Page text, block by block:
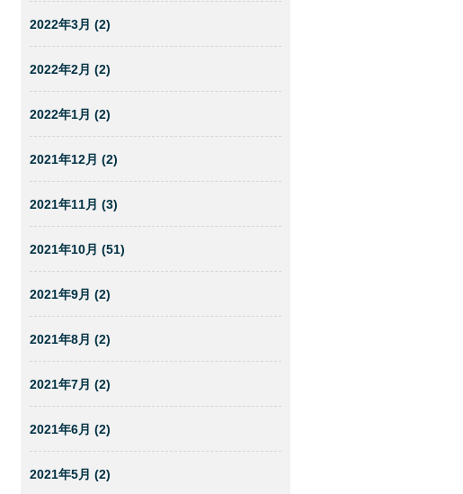
2022年3月 (2)
2022年2月 (2)
2022年1月 (2)
2021年12月 (2)
2021年11月 (3)
2021年10月 (51)
2021年9月 (2)
2021年8月 (2)
2021年7月 (2)
2021年6月 (2)
2021年5月 (2)